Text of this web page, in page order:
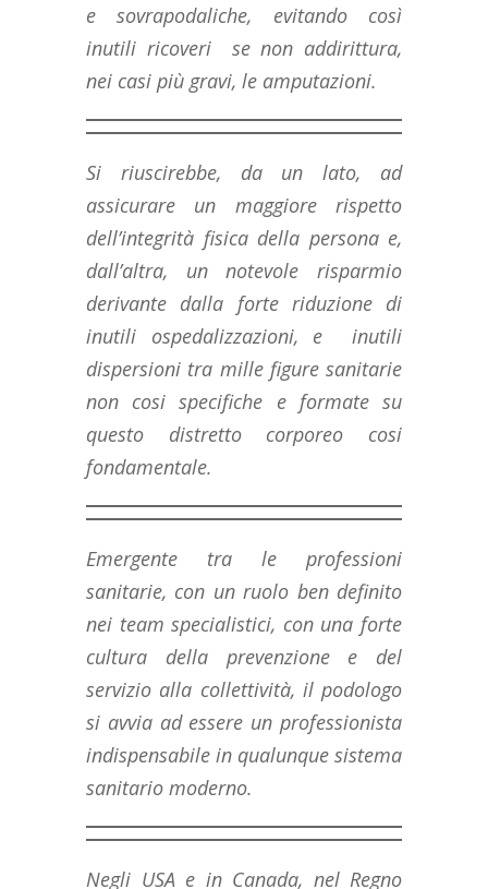
e sovrapodaliche, evitando così
inutili ricoveri se non addirittura,
nei casi più gravi, le amputazioni.
Si riuscirebbe, da un lato, ad
assicurare un maggiore rispetto
dell’integrità fisica della persona e,
dall’altra, un notevole risparmio
derivante dalla forte riduzione di
inutili ospedalizzazioni, e inutili
dispersioni tra mille figure sanitarie
non cosi specifiche e formate su
questo distretto corporeo cosi
fondamentale.
Emergente tra le professioni
sanitarie, con un ruolo ben definito
nei teamspecialistici, con una forte
cultura della prevenzione e del
servizio alla collettività, il podologo
si avvia ad essere un professionista
indispensabile in qualunque sistema
sanitario moderno.
Negli USA e in Canada, nel Regno